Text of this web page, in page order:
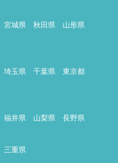
宮城県 秋田県
山形県
埼玉県 千葉県
東京都
福井県 山梨県 長野県
三重県